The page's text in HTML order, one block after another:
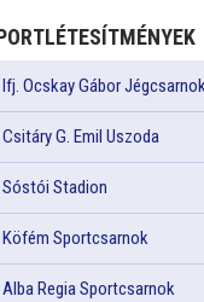
Ifj. Ocskay Gábor
Csitáry G. Emil Uszoda
Sóstói Stadion
Köfém Sportcsarnok
Alba Regia Sportcsarnok